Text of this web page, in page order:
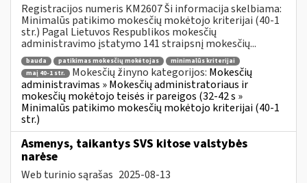
Registracijos numeris KM2607 Ši informacija skelbiama:
Minimalūs patikimo mokesčių mokėtojo kriterijai (40-1
str.) Pagal Lietuvos Respublikos mokesčių
administravimo įstatymo 141 straipsnį mokesčių...
bauda patikimas mokesčių mokėtojas
minimalūs kriterijai
maį 40-1 str.
Mokesčių žinyno kategorijos: Mokesčių
administravimas » Mokesčių administratoriaus ir
mokesčių mokėtojo teisės ir pareigos (32-42 s »
Minimalūs patikimo mokesčių mokėtojo kriterijai (40-1
str.)
Asmenys, taikantys SVS kitose valstybės
narėse
Web turinio sąrašas 2025-08-13